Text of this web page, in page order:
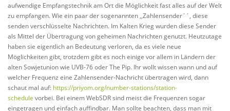
aufwendige Empfangstechnik am Ort die Möglichkeit fast alles auf der Welt
zu empfangen. Wie ein paar der sogenannten ,,Zahlensender´´, diese
senden verschlüsselte Nachrichten. Im Kalten Krieg wurden diese Sender
als Mittel der Übertragung von geheimen Nachrichten genutzt. Heutzutage
haben sie eigentlich an Bedeutung verloren, da es viele neue
Möglichkeiten gibt, trotzdem gibt es noch einige vor allem in Ländern der
alten Sowjetunion wie UVB-76 oder The Pip. Ihr wollt wissen wann und auf
welcher Frequenz eine Zahlensender-Nachricht übertragen wird, dann
schaut mal auf: https://priyom.org/number-stations/station-
schedule vorbei. Bei einem WebSDR sind meist die Frequenzen sogar
eingetragen und einfach auffindbar. Man sollte beachten, dass man mit